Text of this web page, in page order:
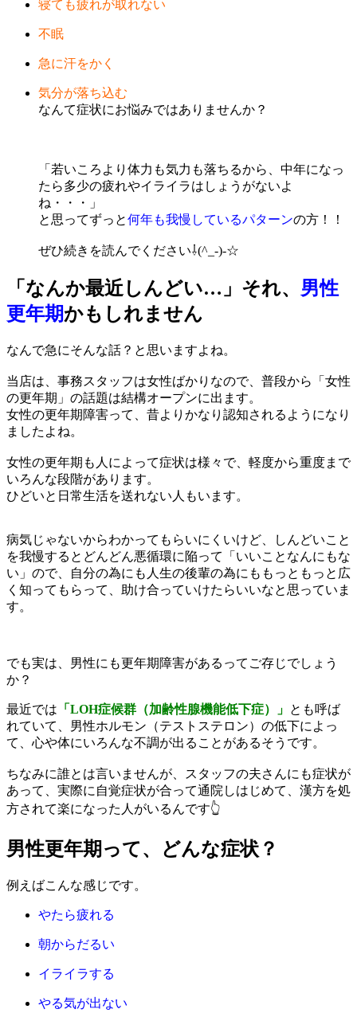
寝ても疲れが取れない
不眠
急に汗をかく
気分が落ち込む
なんて症状にお悩みではありませんか？
「若いころより体力も気力も落ちるから、中年になっ
たら多少の疲れやイライラはしょうがないよ
ね・・・」
と思ってずっと何年も我慢しているパターンの方！！
ぜひ続きを読んでください⇩(^_-)-☆
「なんか最近しんどい…」それ、 男性
更年期かもしれません
なんで急にそんな話？と思いますよね。
当店は、事務スタッフは女性ばかりなので、普段から「女性
の更年期」の話題は結構オープンに出ます。
女性の更年期障害って、昔よりかなり認知されるようになり
ましたよね。
女性の更年期も人によって症状は様々で、軽度から重度まで
いろんな段階があります。
ひどいと日常生活を送れない人もいます。
病気じゃないからわかってもらいにくいけど、しんどいこと
を我慢するとどんどん悪循環に陥って「いいことなんにもな
い」ので、自分の為にも人生の後輩の為にももっともっと広
く知ってもらって、助け合っていけたらいいなと思っていま
す。
でも実は、男性にも更年期障害があるってご存じでしょう
か？
最近では 「LOH症候群（加齢性腺機能低下症）」 とも呼ば
れていて、男性ホルモン（テストステロン）の低下によっ
て、心や体にいろんな不調が出ることがあるそうです。
ちなみに誰とは言いませんが、スタッフの夫さんにも症状が
あって、実際に自覚症状が合って通院しはじめて、漢方を処
方されて楽になった人がいるんです👆
男性更年期って、どんな症状？
例えばこんな感じです。
やたら疲れる
朝からだるい
イライラする
やる気が出ない